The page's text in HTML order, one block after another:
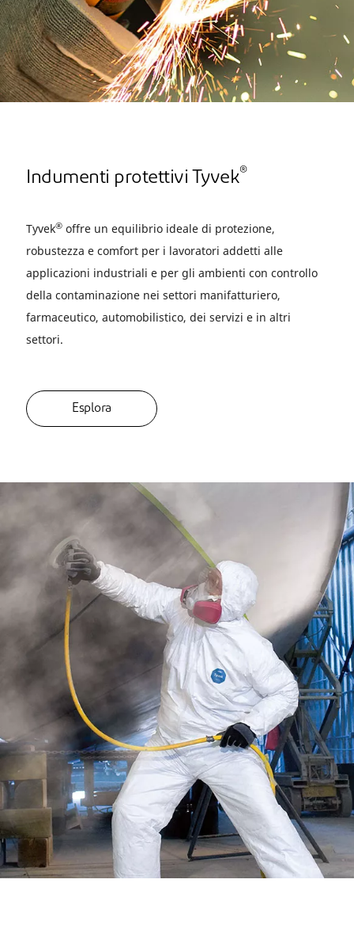
Indumenti protettivi Tyvek®
Tyvek® offre un equilibrio ideale di protezione,
robustezza e comfort per i lavoratori addetti alle
applicazioni industriali e per gli ambienti con controllo
della contaminazione nei settori manifatturiero,
farmaceutico, automobilistico, dei servizi e in altri
settori.
Esplora